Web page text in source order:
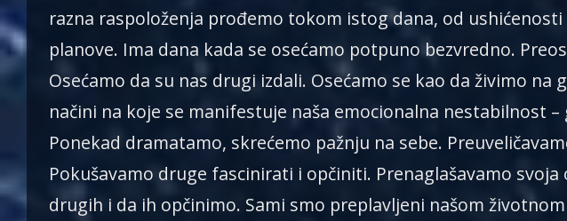
razna raspoloženja prođemo tokom istog dana, od
planove. Ima dana kada se osećamo potpuno bezvredno.
Osećamo da su nas drugi izdali. Osećamo se kao da živimo na
načini na koje se manifestuje naša emocionalna nestabilnost –
Ponekad dramatamo, skrećemo pažnju na sebe.
Pokušavamo druge fascinirati i opčiniti. Prenaglašavamo
drugih i da ih opčinimo. Sami smo preplavljeni našom